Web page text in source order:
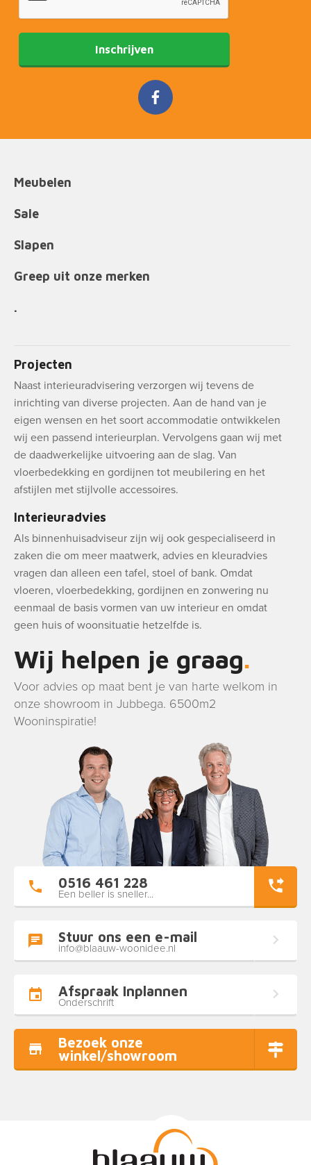
Inschrijven
Meubelen
Sale
Slapen
Greep uit onze merken
.
Projecten
Naast interieuradvisering verzorgen wij tevens de
inrichting van diverse projecten. Aan de hand van je
eigen wensen en het soort accommodatie ontwikkelen
wij een passend interieurplan. Vervolgens gaan wij met
de daadwerkelijke uitvoering aan de slag. Van
vloerbedekking en gordijnen tot meubilering en het
afstijlen met stijlvolle accessoires.
Interieuradvies
Als binnenhuisadviseur zijn wij ook gespecialiseerd in
zaken die om meer maatwerk, advies en kleuradvies
vragen dan alleen een tafel, stoel of bank. Omdat
vloeren, vloerbedekking, gordijnen en zonwering nu
eenmaal de basis vormen van uw interieur en omdat
geen huis of woonsituatie hetzelfde is.
Wij helpen je graag
Voor advies op maat bent je van harte welkom in
onze showroom in Jubbega. 6500m2
Wooninspiratie!
0516 461 228
Een beller is sneller...
Stuur ons een e-mail
info@blaauw-woonidee.nl
Afspraak Inplannen
Onderschrift
Bezoek onze
winkel/showroom